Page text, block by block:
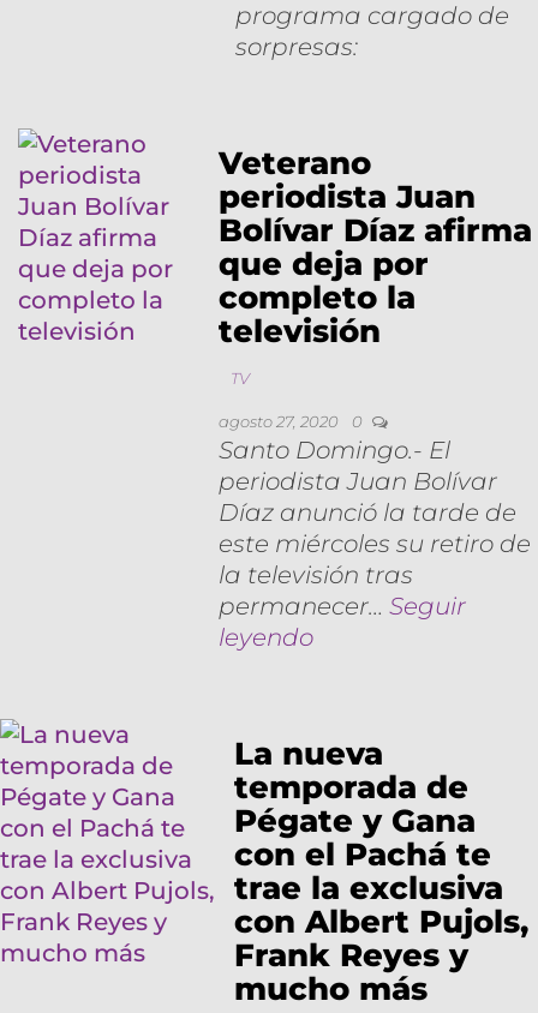
programa cargado de
sorpresas:
Veterano
periodista Juan
Bolívar Díaz afirma
que deja por
completo la
televisión
TV
agosto 27, 2020 0
Santo Domingo.- El
periodista Juan Bolívar
Díaz anunció la tarde de
este miércoles su retiro de
la televisión tras
permanecer… Seguir
leyendo
La nueva
temporada de
Pégate y Gana
con el Pachá te
trae la exclusiva
con Albert Pujols,
Frank Reyes y
mucho más